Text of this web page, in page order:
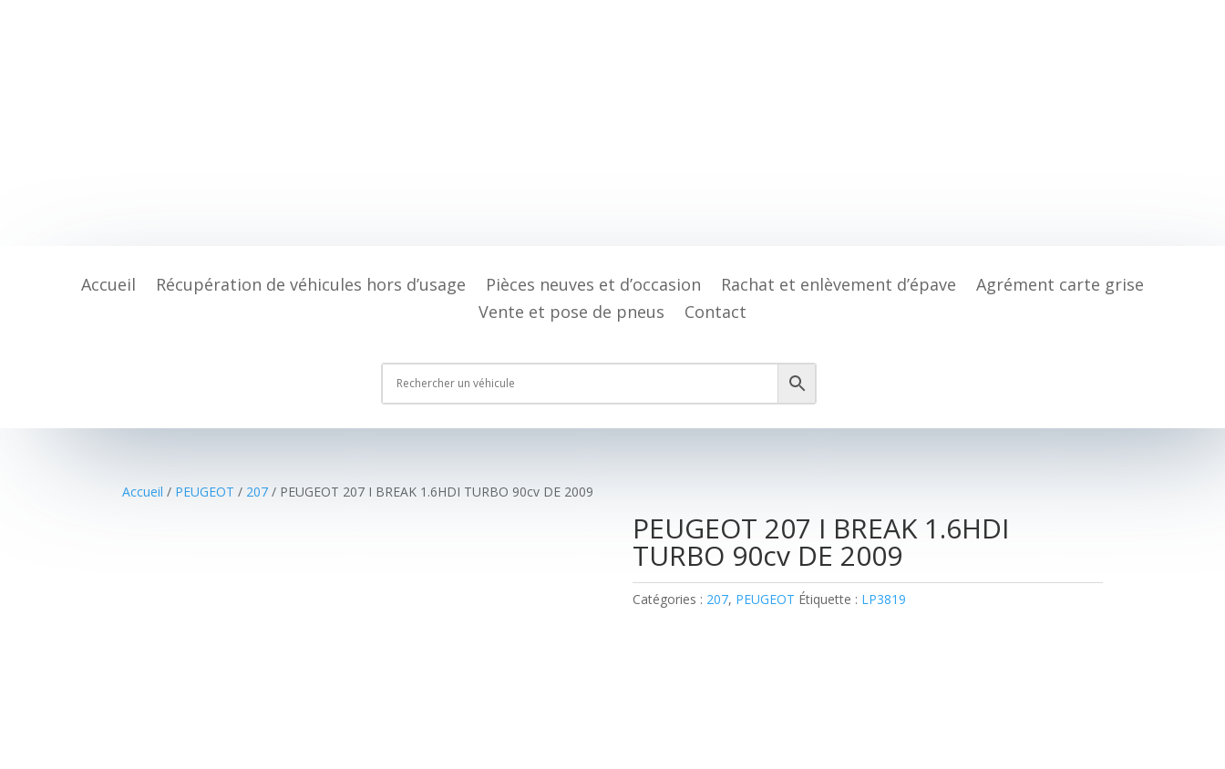
Accueil Récupération de véhicules hors d’usage Pièces neuves et d’occasion Rachat et enlèvement d’épave
Agrément carte grise
Vente et pose de pneus
Contact
Accueil / PEUGEOT / 207 / PEUGEOT 207 I BREAK 1.6HDI TURBO 90cv DE 2009
PEUGEOT 207 I BREAK 1.6HDI
TURBO 90cv DE 2009
Catégories : 207, PEUGEOT Étiquette : LP3819